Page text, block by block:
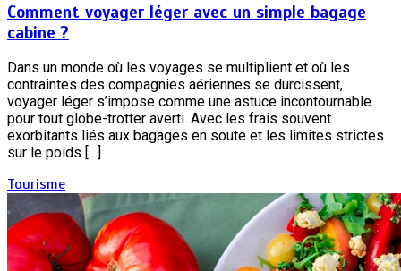
Comment voyager léger avec un simple bagage
cabine ?
Dans un monde où les voyages se multiplient et où les
contraintes des compagnies aériennes se durcissent,
voyager léger s’impose comme une astuce incontournable
pour tout globe-trotter averti. Avec les frais souvent
exorbitants liés aux bagages en soute et les limites strictes
sur le poids […]
Tourisme